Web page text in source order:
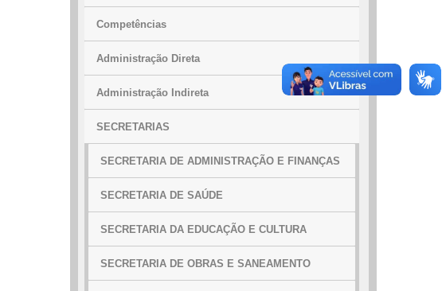
Competências
Administração Direta
Administração Indireta
SECRETARIAS
SECRETARIA DE ADMINISTRAÇÃO E FINANÇAS
SECRETARIA DE SAÚDE
SECRETARIA DA EDUCAÇÃO E CULTURA
SECRETARIA DE OBRAS E SANEAMENTO